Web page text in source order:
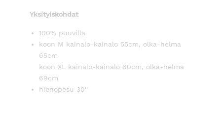
Yksityiskohdat
100% puuvilla
koon M kainalo-kainalo 55cm, olka-helma
65cm
koon XL kainalo-kainalo 60cm, olka-helma
69cm
hienopesu 30°